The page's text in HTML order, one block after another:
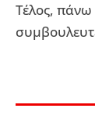
Τέλος,